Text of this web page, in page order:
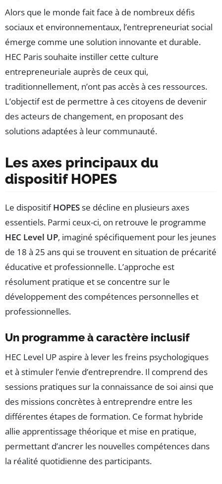
Alors que le monde fait face à de nombreux défis
sociaux et environnementaux, l’entrepreneuriat social
émerge comme une solution innovante et durable.
HEC Paris souhaite instiller cette culture
entrepreneuriale auprès de ceux qui,
traditionnellement, n’ont pas accès à ces ressources.
L’objectif est de permettre à ces citoyens de devenir
des acteurs de changement, en proposant des
solutions adaptées à leur communauté.
Les axes principaux du
dispositif HOPES
Le dispositifHOPESse décline en plusieurs axes
essentiels. Parmi ceux-ci, on retrouve le programme
HEC Level UP, imaginé spécifiquement pour les jeunes
de 18 à 25 ans qui se trouvent en situation de précarité
éducative et professionnelle. L’approche est
résolument pratique et se concentre sur le
développement des compétences personnelles et
professionnelles.
Un programme à caractère inclusif
HEC Level UP aspire à lever les freins psychologiques
et à stimuler l’envie d’entreprendre. Il comprend des
sessions pratiques sur la connaissance de soi ainsi que
des missions concrètes à entreprendre entre les
différentes étapes de formation. Ce format hybride
allie apprentissage théorique et mise en pratique,
permettant d’ancrer les nouvelles compétences dans
la réalité quotidienne des participants.